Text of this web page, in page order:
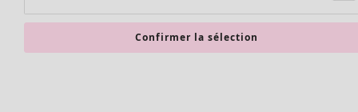
Confirmer la sélection